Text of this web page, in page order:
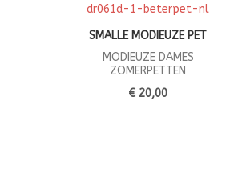
SMALLE MODIEUZE PET
MODIEUZE DAMES
ZOMERPETTEN
€ 20,00